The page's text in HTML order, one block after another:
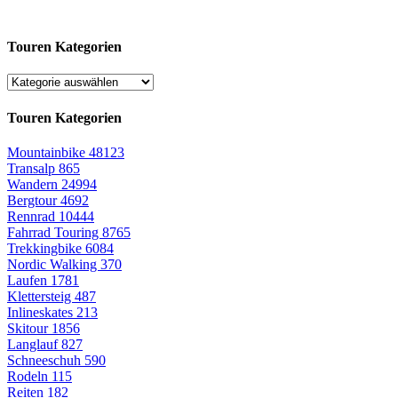
Touren Kategorien
Touren Kategorien
Mountainbike 48123
Transalp 865
Wandern 24994
Bergtour4692
Rennrad 10444
Fahrrad Touring 8765
Trekkingbike 6084
Nordic Walking 370
Laufen 1781
Klettersteig 487
Inlineskates 213
Skitour 1856
Langlauf827
Schneeschuh 590
Rodeln 115
Reiten 182